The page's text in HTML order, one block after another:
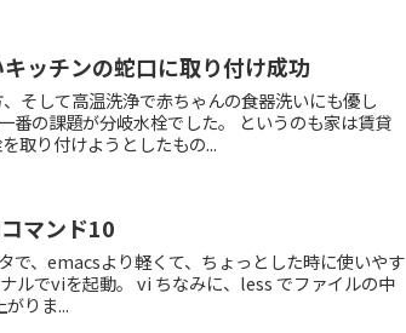
ッチンの蛇口に取り付け成功
そして高温洗浄で赤ちゃんの食器洗いにも優し
番の課題が分岐水栓でした。 というのも家は賃貸
取り付けようとしたもの...
マンド10
で、emacsより軽くて、ちょっとした時に使いやす
ルでviを起動。 vi ちなみに、less でファイルの中
りま...